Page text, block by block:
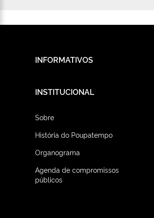
INFORMATIVOS
INSTITUCIONAL
Sobre
História do Poupatempo
Organograma
Agenda de compromissos
públicos